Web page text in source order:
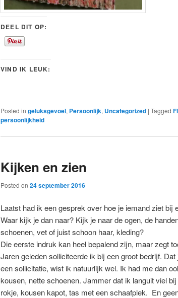
DEEL DIT OP:
VIND IK LEUK:
Posted in geluksgevoel, Persoonlijk, Uncategorized | Tagged
persoonlijkheid
Kijken en zien
Posted on 24 september 2016
Laatst had ik een gesprek over hoe je iemand ziet bij
Waar kijk je dan naar? Kijk je naar de ogen, de
schoenen, vet of juist schoon haar, kleding?
Die eerste indruk kan heel bepalend zijn, maar zegt
Jaren geleden solliciteerde ik bij een groot bedrijf.
een sollicitatie, wist ik natuurlijk wel. Ik had me dan
kousen, nette schoenen. Jammer dat ik languit viel
rokje, kousen kapot, tas met een schaafplek. En